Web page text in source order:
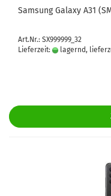
Sam­sung Ga­la­xy A31
Art.Nr.: SX999999_32
Lieferzeit:
lagernd,